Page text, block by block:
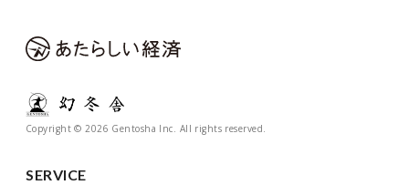
Copyright © 2026 Gentosha Inc. All rights reserved.
SERVICE